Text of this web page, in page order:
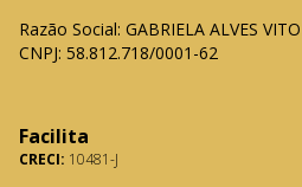
Razão Social: GABRIELA ALVES
CNPJ: 58.812.718/0001-62
Facilita
CRECI: 10481-J